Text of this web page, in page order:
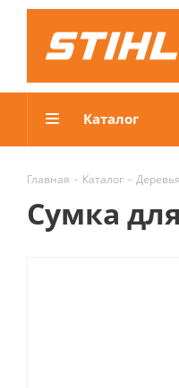
Каталог
Главная - Каталог -
Сумка